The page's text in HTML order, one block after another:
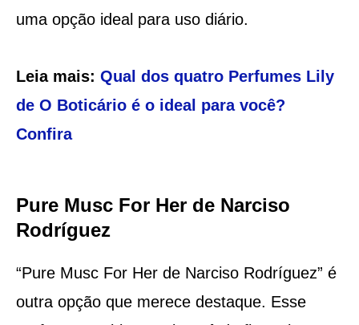
uma opção ideal para uso diário.
Leia mais: Qual dos quatro Perfumes Lily
de O Boticário é o ideal para você?
Confira
Pure Musc For Her de Narciso
Rodríguez
“Pure Musc For Her de Narciso Rodríguez” é
outra opção que merece destaque. Esse